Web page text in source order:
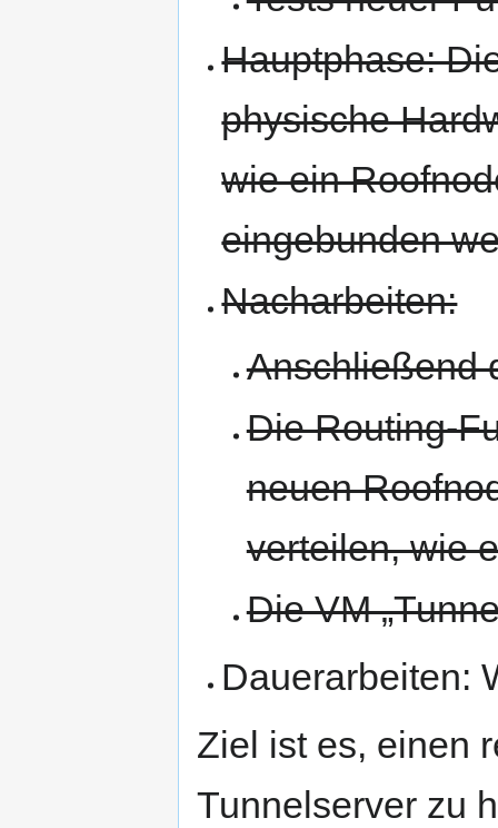
Hauptphase:
physische
wie ein
eingebunden
Nacharbeiten:
Anschließend
Die Routing-
neuen
verteilen, wie
Die VM
Dauerarbeiten:
Ziel ist es, einen
Tunnelserver zu